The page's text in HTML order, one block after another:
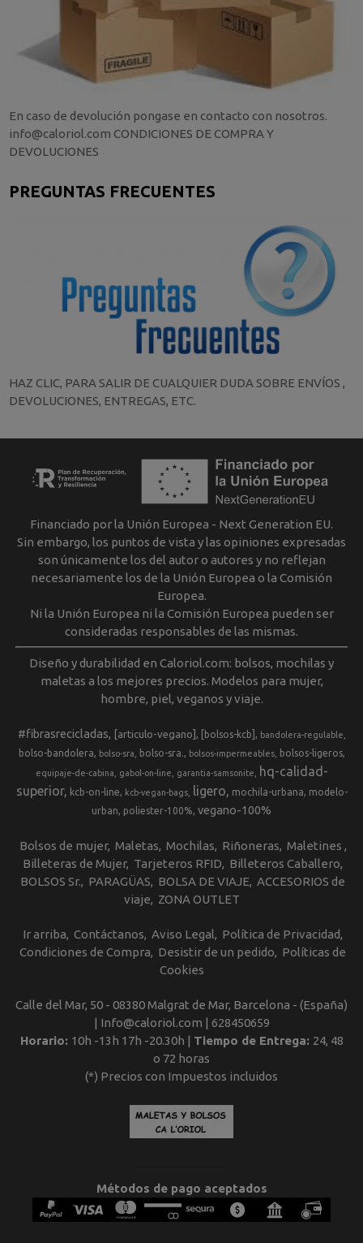
En caso de devolución pongase en contacto con nosotros.
info@caloriol.com CONDICIONES DE COMPRA Y
DEVOLUCIONES
PREGUNTAS FRECUENTES
HAZ CLIC, PARA SALIR DE CUALQUIER DUDA SOBRE ENVÍOS ,
DEVOLUCIONES, ENTREGAS, ETC.
Financiado por la Unión Europea - Next Generation EU.
Sin embargo, los puntos de vista y las opiniones expresadas
son únicamente los del autor o autores y no reflejan
necesariamente los de la Unión Europea o la Comisión
Europea.
Ni la Unión Europea ni la Comisión Europea pueden ser
consideradas responsables de las mismas.
Diseño y durabilidad en Caloriol.com: bolsos, mochilas y
maletas a los mejores precios. Modelos para mujer,
hombre, piel, veganos y viaje.
#fibrasrecicladas [articulo-vegano] [bolsos-kcb] bandolera-regulable
bolso-bandolera bolso-sra bolso-sra. bolsos-impermeables bolsos-ligeros
equipaje-de-cabina gabol-on-line garantia-samsonite
hq-calidad-
superior
kcb-on-line kcb-vegan-bags ligero mochila-urbana
modelo-
urban
poliester-100% vegano-100%
Bolsos de mujer Maletas Mochilas Riñoneras Maletines
Billeteras de Mujer Tarjeteros RFID
Billeteros Caballero
BOLSOS Sr.
PARAGÜAS BOLSA DE VIAJE ACCESORIOS de
viaje
ZONA OUTLET
Ir arriba Contáctanos Aviso Legal
Política de Privacidad
Condiciones de Compra
Desistir de un pedido
Políticas de
Cookies
Calle del Mar, 50 - 08380 Malgrat de Mar, Barcelona - (España)
| Info@caloriol.com | 628450659
Horario: 10h -13h 17h -20.30h | Tiempo de Entrega: 24, 48
o 72 horas
(*) Precios con Impuestos incluidos
Métodos de pago aceptados